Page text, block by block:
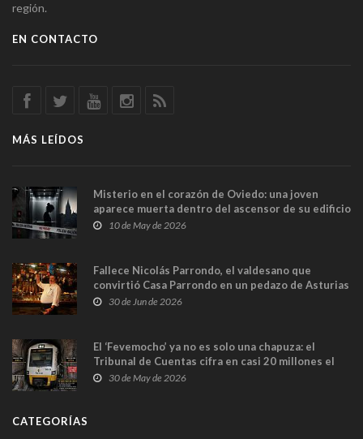
región.
EN CONTACTO
MÁS LEÍDOS
Misterio en el corazón de Oviedo: una joven
aparece muerta dentro del ascensor de su edificio
y las cámaras captan sus últimos minutos
10 de May de 2026
Fallece Nicolás Parrondo, el valdesano que
convirtió Casa Parrondo en un pedazo de Asturias
en Madrid
30 de Jun de 2026
El ‘Fevemocho’ ya no es solo una chapuza: el
Tribunal de Cuentas cifra en casi 20 millones el
sobrecoste de los trenes que no cabían por los
30 de May de 2026
CATEGORÍAS